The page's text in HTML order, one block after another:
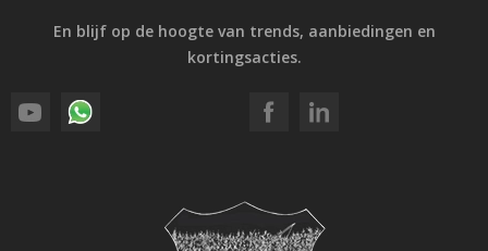
En blijf op de hoogte van trends, aanbiedingen en
kortingsacties.